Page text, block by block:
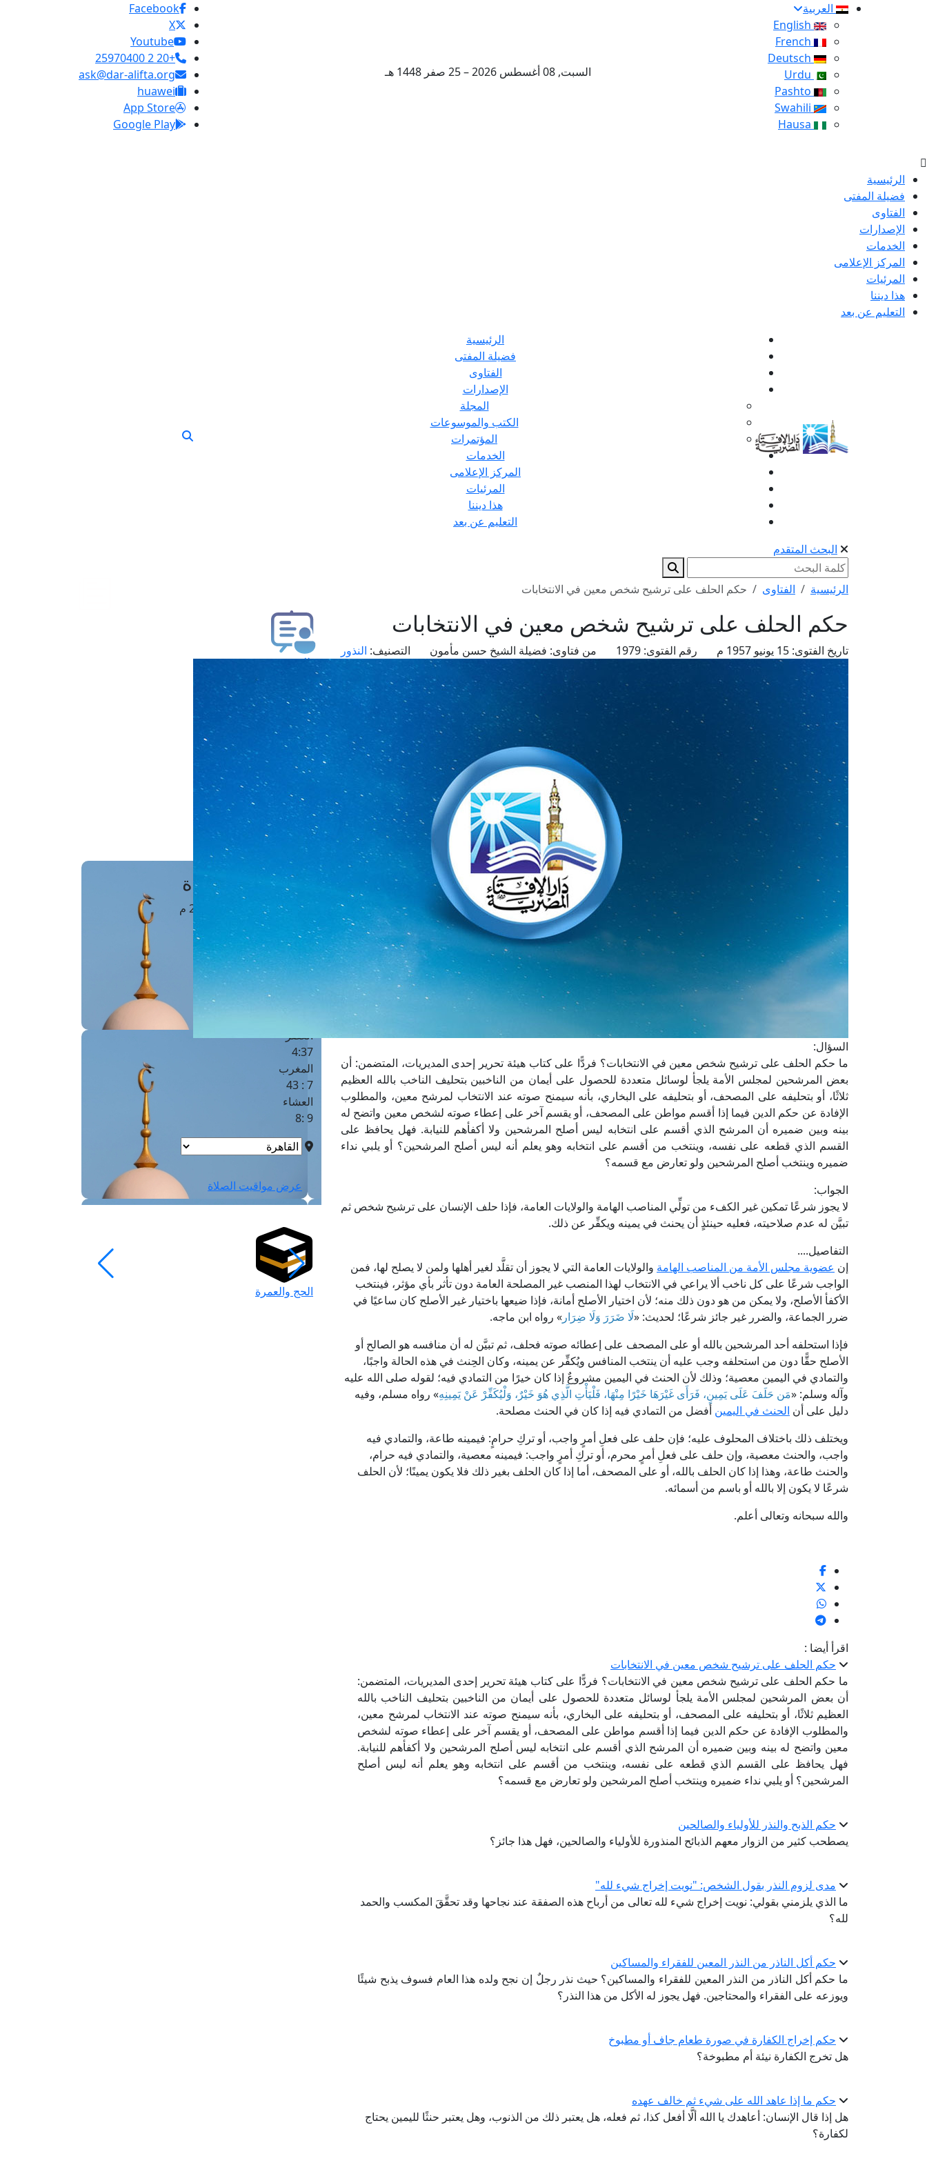
العربية
السبت, 08 أغسطس 2026 – 25 صفر 1448 هـ
Facebook
X
Youtube
+20 2 25970400
ask@dar-alifta.org
huawei
App Store
Google Play
الرئيسية
فضيلة المفتى
الفتاوى
الإصدارات
الخدمات
المركز الإعلامى
المرئيات
هذا ديننا
التعليم عن بعد
الرئيسية
فضيلة المفتى
الفتاوى
الإصدارات
المجلة
الكتب والموسوعات
المؤتمرات
الخدمات
المركز الإعلامى
المرئيات
هذا ديننا
التعليم عن بعد
البحث المتقدم
الرئيسية الفتاوى حكم الحلف على ترشيح شخص معين في الانتخابات
حكم الحلف على ترشيح شخص معين في الانتخابات
تاريخ الفتوى: رقم الفتوى: من فتاوى: فضيلة الشيخ حسن مأمون التصنيف: النذور
السؤال:
ما حكم الحلف على ترشيح شخص معين في الانتخابات؟ فردًّا على كتاب هيئة تحرير إحدى المديريات، المتضمن: أن
بعض المرشحين لمجلس الأمة يلجأ لوسائل متعددة للحصول على أيمان من الناخبين بتحليف الناخب بالله العظيم
ثلاثًا، أو بتحليفه على المصحف، أو بتحليفه على البخاري، بأنه سيمنح صوته عند الانتخاب لمرشح معين، والمطلوب
الإفادة عن حكم الدين فيما إذا أقسم مواطن على المصحف، أو يقسم آخر على إعطاء صوته لشخص معين واتضح له
بينه وبين ضميره أن المرشح الذي أقسم على انتخابه ليس أصلح المرشحين ولا أكفأهم للنيابة. فهل يحافظ على
القسم الذي قطعه على نفسه، وينتخب من أقسم على انتخابه وهو يعلم أنه ليس أصلح المرشحين؟ أو يلبي نداء
ضميره وينتخب أصلح المرشحين ولو تعارض مع قسمه؟
الجواب:
لا يجوز شرعًا تمكين غير الكفء من تولِّي المناصب الهامة والولايات العامة، فإذا حلف الإنسان على ترشيح شخص ثم
تبيَّن له عدم صلاحيته، فعليه حينئذٍ أن يحنث في يمينه ويكفِّر عن ذلك.
التفاصيل....
إن عضوية مجلس الأمة من المناصب الهامة والولايات العامة التي لا يجوز أن تقلَّد لغير أهلها ولمن لا يصلح لها، فمن
الواجب شرعًا على كل ناخب ألا يراعي في الانتخاب لهذا المنصب غير المصلحة العامة دون تأثر بأي مؤثر، فينتخب
الأكفأ الأصلح، ولا يمكن من هو دون ذلك منه؛ لأن اختيار الأصلح أمانة، فإذا ضيعها باختيار غير الأصلح كان ساعيًا في
ضرر الجماعة، والضرر غير جائز شرعًا؛ لحديث: «لَا ضَرَرَ وَلَا ضِرَار » رواه ابن ماجه.
فإذا استحلفه أحد المرشحين بالله أو على المصحف على إعطائه صوته فحلف، ثم تبيَّن له أن منافسه هو الصالح أو
الأصلح حقًّا دون من استحلفه وجب عليه أن ينتخب المنافس ويُكفِّر عن يمينه، وكان الحِنث في هذه الحالة واجبًا،
والتمادي في اليمين معصية؛ وذلك لأن الحنث في اليمين مشروعٌ إذا كان خيرًا من التمادي فيه؛ لقوله صلى الله عليه
وآله وسلم: «مَن حَلَفَ عَلَى يَمِينٍ، فَرَأَى غَيْرَهَا خَيْرًا مِنْهَا، فَلْيَأْتِ الَّذِي هُوَ خَيْرٌ، وَلْيُكَفِّرْ عَنْ يَمِينِهِ» رواه مسلم، وفيه
دليل على أن الحنث في اليمين أفضل من التمادي فيه إذا كان في الحنث مصلحة.
ويختلف ذلك باختلاف المحلوف عليه؛ فإن حلف على فعلِ أمرٍ واجب، أو تركِ حرامٍ: فيمينه طاعة، والتمادي فيه
واجب، والحنث معصية، وإن حلف على فعلِ أمرٍ محرم، أو تركِ أمرٍ واجب: فيمينه معصية، والتمادي فيه حرام،
والحنث طاعة، وهذا إذا كان الحلف بالله، أو على المصحف، أما إذا كان الحلف بغير ذلك فلا يكون يمينًا؛ لأن الحلف
شرعًا لا يكون إلا بالله أو باسم من أسمائه.
والله سبحانه وتعالى أعلم.
اقرأ أيضا :
حكم الحلف على ترشيح شخص معين في الانتخابات
ما حكم الحلف على ترشيح شخص معين في الانتخابات؟ فردًّا على كتاب هيئة تحرير إحدى المديريات، المتضمن:
أن بعض المرشحين لمجلس الأمة يلجأ لوسائل متعددة للحصول على أيمان من الناخبين بتحليف الناخب بالله
العظيم ثلاثًا، أو بتحليفه على المصحف، أو بتحليفه على البخاري، بأنه سيمنح صوته عند الانتخاب لمرشح معين،
والمطلوب الإفادة عن حكم الدين فيما إذا أقسم مواطن على المصحف، أو يقسم آخر على إعطاء صوته لشخص
معين واتضح له بينه وبين ضميره أن المرشح الذي أقسم على انتخابه ليس أصلح المرشحين ولا أكفأهم للنيابة.
فهل يحافظ على القسم الذي قطعه على نفسه، وينتخب من أقسم على انتخابه وهو يعلم أنه ليس أصلح
المرشحين؟ أو يلبي نداء ضميره وينتخب أصلح المرشحين ولو تعارض مع قسمه؟
حكم الذبح والنذر للأولياء والصالحين
يصطحب كثير من الزوار معهم الذبائح المنذورة للأولياء والصالحين، فهل هذا جائز؟
مدى لزوم النذر بقول الشخص: "نويت إخراج شيء لله"
ما الذي يلزمني بقولي: نويت إخراج شيء لله تعالى من أرباح هذه الصفقة عند نجاحها وقد تحقَّقَ المكسب والحمد
لله؟
حكم أكل الناذر من النذر المعين للفقراء والمساكين
ما حكم أكل الناذر من النذر المعين للفقراء والمساكين؟ حيث نذر رجلٌ إن نجح ولده هذا العام فسوف يذبح شيئًا
ويوزعه على الفقراء والمحتاجين. فهل يجوز له الأكل من هذا النذر؟
حكم إخراج الكفارة في صورة طعام جاف أو مطبوخ
هل تخرج الكفارة نيئة أم مطبوخة؟
حكم ما إذا عاهد الله على شيء ثم خالف عهده
هل إذا قال الإنسان: أعاهدك يا الله ألَّا أفعل كذا، ثم فعله، هل يعتبر ذلك من الذنوب، وهل يعتبر حنثًا لليمين يحتاج
لكفارة؟
طلب فتوى
استعلام عن فتوى
حجز موعد
الفتوى الهاتفية
مَواقِيتُ الصَّـــلاة
القاهرة · 08 أغسطس 2026 م
الفجر
4 :42
الشروق
العصر
4:37
المغرب
7 : 43
العشاء
9 :8
عرض مواقيت الصلاة
الحج والعمرة